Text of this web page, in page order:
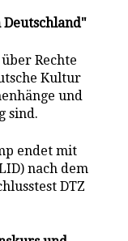
Rechte
Kultur
und
sind.
endet mit
nach dem
DTZ